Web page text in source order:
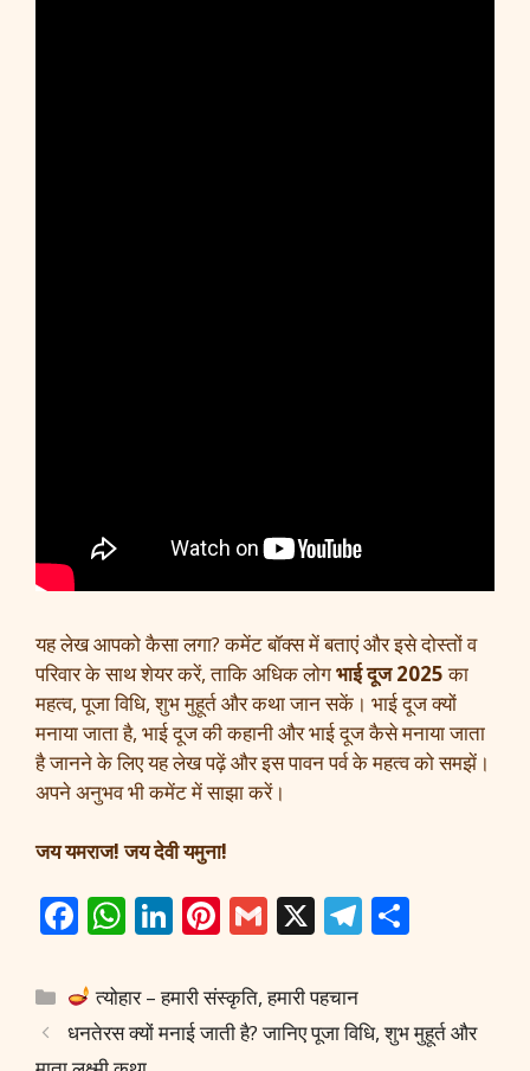
यह लेख आपको कैसा लगा? कमेंट बॉक्स में बताएं और इसे दोस्तों व
परिवार के साथ शेयर करें, ताकि अधिक लोगभाई दूज 2025का
महत्व, पूजा विधि, शुभ मुहूर्त और कथा जान सकें। भाई दूज क्यों
मनाया जाता है, भाई दूज की कहानी और भाई दूज कैसे मनाया जाता
है जानने के लिए यह लेख पढ़ें और इस पावन पर्व के महत्व को समझें।
अपने अनुभव भी कमेंट में साझा करें।
जय यमराज! जय देवी यमुना!
F
e
b
W
at
s
Li
k
e
Pi
er
e
G
ai
l
X T
gr e
Categories
त्योहार – हमारी संस्कृति, हमारी पहचान
धनतेरस क्यों मनाई जाती है? जानिए पूजा विधि, शुभ मुहूर्त और